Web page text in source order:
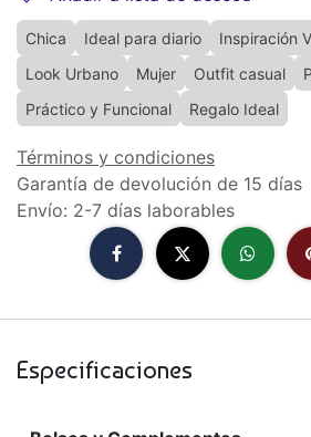
Chica Ideal para diario Inspiración
Look Urbano
Mujer Outfit casual
Práctico y Funcional
Regalo Ideal
Términos y condiciones
Garantía de devolución de 15 días
Envío: 2-7 días laborables
Especificaciones